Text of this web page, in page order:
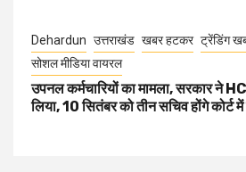
Dehardun उत्तराखंड खबर हटकर ट्रेंडिंग
सोशल मीडिया वायरल
उपनल कर्मचारियों का मामला, सरकार ने
लिया, 10 सितंबर को तीन सचिव होंगे कोर्ट